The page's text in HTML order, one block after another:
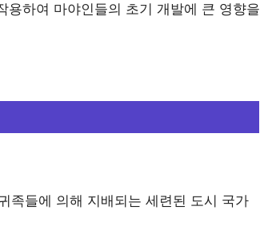
하여 마야인들의 초기 개발에 큰 영향을
족들에 의해 지배되는 세련된 도시 국가